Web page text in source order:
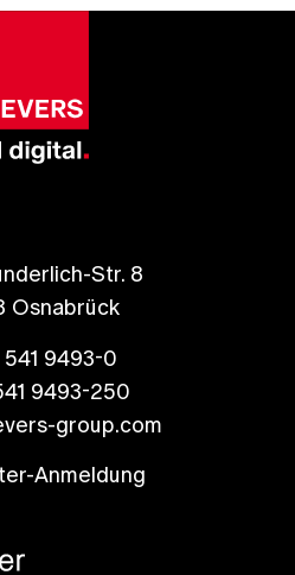
Str. 8
Osnabrück
9493-0
9493-250
group.com
Anmeldung